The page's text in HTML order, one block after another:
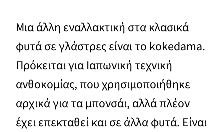
Μια άλλη εναλλακτική στα κλασικά
φυτά σε γλάστρες είναι το kokedama.
Πρόκειται για Ιαπωνική τεχνική
ανθοκομίας, που χρησιμοποιήθηκε
αρχικά για τα μπονσάι, αλλά πλέον
έχει επεκταθεί και σε άλλα φυτά. Είναι